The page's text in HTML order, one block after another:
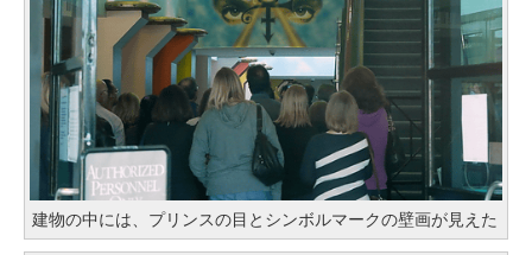
建物の中には、プリンスの目とシンボルマークの壁画が見えた